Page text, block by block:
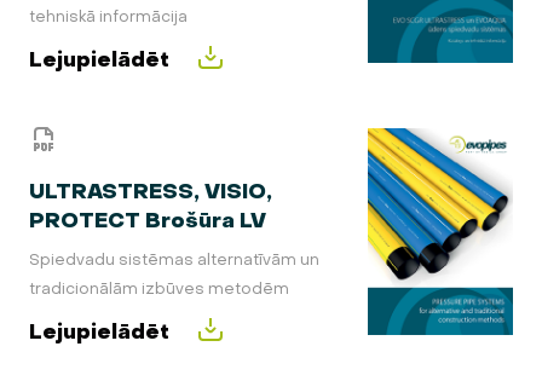
tehniskā informācija
Lejupielādēt
ULTRASTRESS, VISIO,
PROTECT Brošūra LV
Spiedvadu sistēmas alternatīvām un
tradicionālām izbūves metodēm
Lejupielādēt